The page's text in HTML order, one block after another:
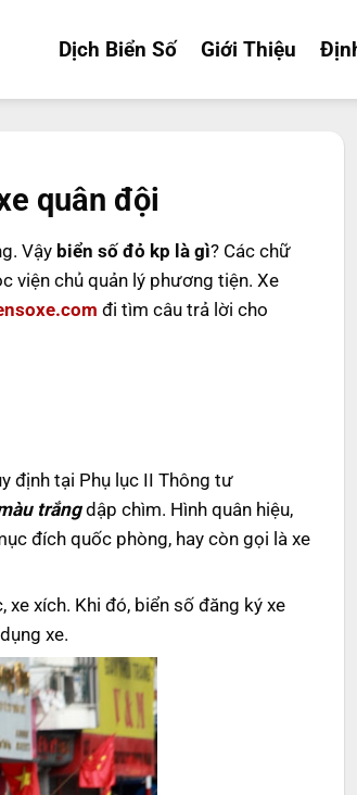
Dịch Biển Số Giới Thiệu
quân đội
Vậy biển số đỏ kp là gì? Các chữ
viện chủ quản lý phương tiện. Xe
đi tìm câu trả lời cho
định tại Phụ lục II Thông tư
trắngdập chìm. Hình quân hiệu,
đích quốc phòng, hay còn gọi là xe
xích. Khi đó, biển số đăng ký xe
xe.